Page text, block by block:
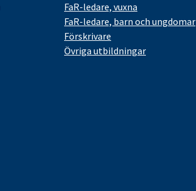
FaR-ledare, vuxna
FaR-ledare, barn och ungdomar
Förskrivare
Övriga utbildningar